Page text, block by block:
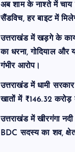
अब शाम के नाश्ते में
सैंडविच, हर बाइट में
उत्तराखंड में खड़गे के
का धरना, गोदियाल और
गंभीर आरोप।
उत्तराखंड में धामी
खातों में ₹146.32 करोड़
उत्तराखंड में खीरगंगा
BDC सदस्य का शव,